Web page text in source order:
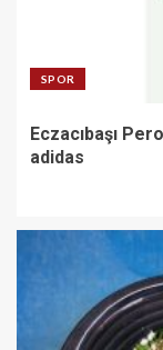
SPOR
Eczacıbaşı
adidas